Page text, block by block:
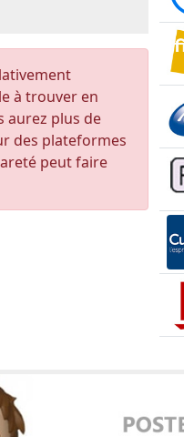
à trouver en
aurez plus de
des plateformes
peut faire